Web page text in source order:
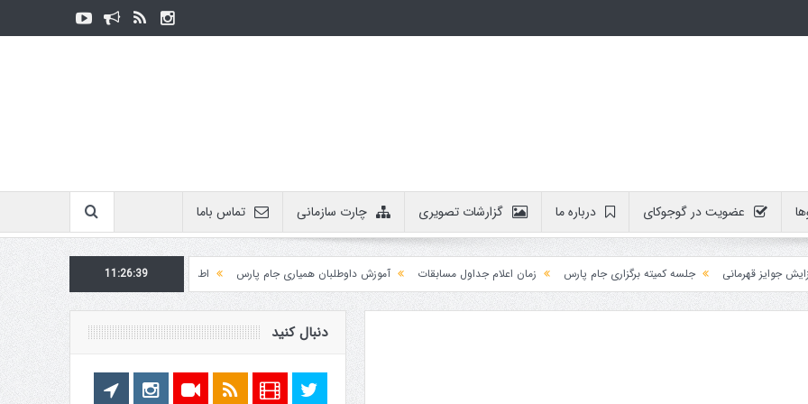
عضویت در گوجوکای درباره ما گزارشات تصویری چارت سازمانی تماس باما
قهرمانی جلسه کمیته برگزاری جام پارس زمان اعلام جداول مسابقات آموزش داوطلبان همیاری جام پارس
اطلاعیه روابط عمومی در مورد برگزاری مسابقات
11:26:39
دنبال کنید